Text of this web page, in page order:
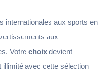
internationales aux sports en
aux
Votre choixdevient
illimité avec cette sélection